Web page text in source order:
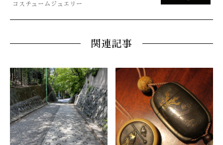
コスチュームジュエリー
関連記事